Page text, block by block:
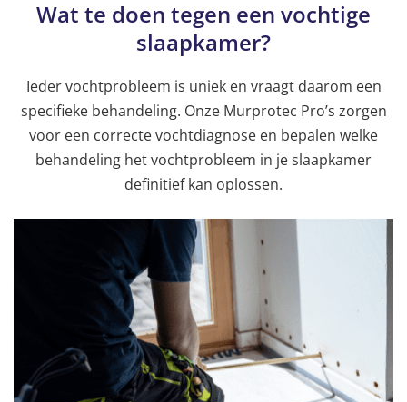
Wat te doen tegen een vochtige
slaapkamer?
Ieder vochtprobleem is uniek en vraagt daarom een
specifieke behandeling. Onze Murprotec Pro’s zorgen
voor een correcte vochtdiagnose en bepalen welke
behandeling het vochtprobleem in je slaapkamer
definitief kan oplossen.